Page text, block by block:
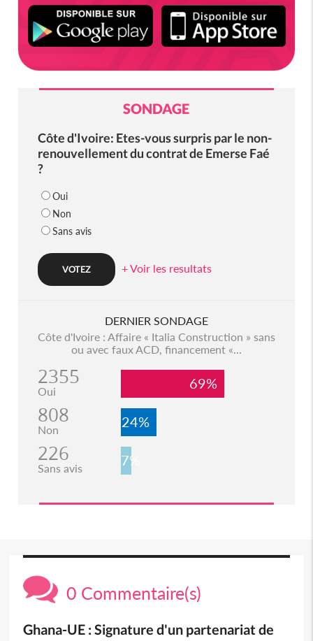
SONDAGE
Côte d'Ivoire: Etes-vous surpris par le non-
renouvellement du contrat de Emerse Faé
?
Oui
Non
Sans avis
+ Voir les resultats
DERNIER SONDAGE
Côte d'Ivoire : Affaire « Italia Construction » sans
ou avec faux ACD, financement «...
2355
Oui 69%
808
Non 24%
226
Sans avis 7%
0 Commentaire(s)
Ghana-UE : Signature d'un partenariat de